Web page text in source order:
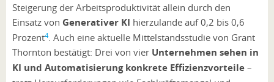
Steigerung der Arbeitsproduktivität allein durch den
Einsatz von Generativer KI hierzulande auf 0,2 bis 0,6
Prozent4. Auch eine aktuelle Mittelstandsstudie von Grant
Thornton bestätigt: Drei von vier Unternehmen sehen in
KI und Automatisierung konkrete Effizienzvorteile –